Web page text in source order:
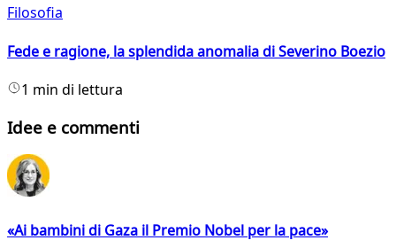
Filosofia
Fede e ragione, la splendida anomalia di Severino Boezio
1 min di lettura
Idee e commenti
«Ai bambini di Gaza il Premio Nobel per la pace»